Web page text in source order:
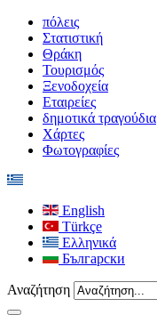
πόλεις
Στατιστική
Θράκη
Τουρισμός
Ξενοδοχεία
Εταιρείες
δημοτικά τραγούδια
Χάρτες
Φωτογραφίες
English
Türkçe
Ελληνικά
Български
Αναζήτηση